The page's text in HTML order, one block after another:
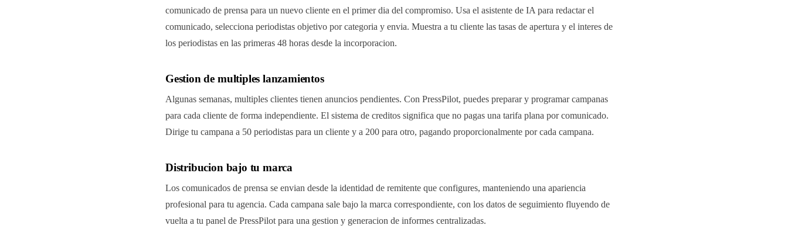
comunicado de prensa para un nuevo cliente en el primer dia del compromiso. Usa el asistente de IA para redactar el
comunicado, selecciona periodistas objetivo por categoria y envia. Muestra a tu cliente las tasas de apertura y el interes de
los periodistas en las primeras 48 horas desde la incorporacion.
Gestion de multiples lanzamientos
Algunas semanas, multiples clientes tienen anuncios pendientes. Con PressPilot, puedes preparar y programar campanas
para cada cliente de forma independiente. El sistema de creditos significa que no pagas una tarifa plana por comunicado.
Dirige tu campana a 50 periodistas para un cliente y a 200 para otro, pagando proporcionalmente por cada campana.
Distribucion bajo tu marca
Los comunicados de prensa se envian desde la identidad de remitente que configures, manteniendo una apariencia
profesional para tu agencia. Cada campana sale bajo la marca correspondiente, con los datos de seguimiento fluyendo de
vuelta a tu panel de PressPilot para una gestion y generacion de informes centralizadas.